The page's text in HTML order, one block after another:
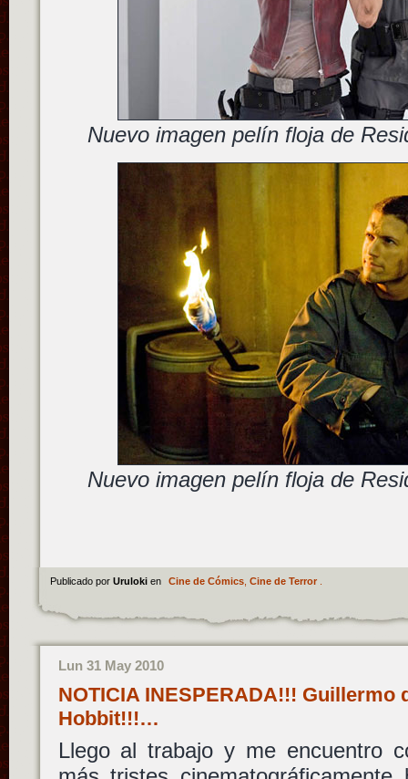
Nuevo imagen pelín floja de
Nuevo imagen pelín floja de
Publicado por Uruloki en Cine de Cómics, Cine de Terror.
Lun 31 May 2010
NOTICIA INESPERADA!!! Guillermo
Hobbit!!!…
Llego al trabajo y me encuentro